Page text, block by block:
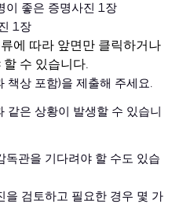
이 좋은 증명사진 1장
1장
에 따라 앞면만 클릭하거나
수 있습니다.
책상 포함)을 제출해 주세요.
같은 상황이 발생할 수 있습니
독관을 기다려야 할 수도 있습
을 검토하고 필요한 경우 몇 가